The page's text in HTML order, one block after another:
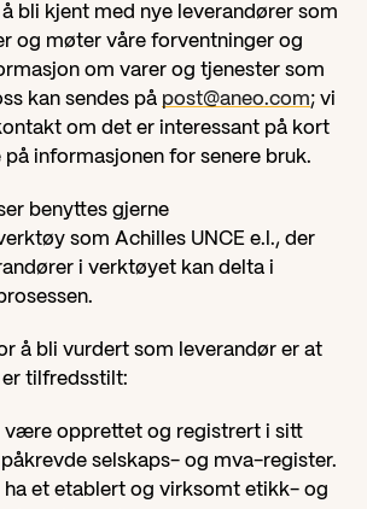
bli kjent med nye leverandører som
og møter våre forventninger og
om varer og tjenester som
kan sendes på post@aneo.com; vi
om det er interessant på kort
informasjonen for senere bruk.
benyttes gjerne
som Achilles UNCE e.l., der
i verktøyet kan delta i
å bli vurdert som leverandør er at
tilfredsstilt:
være opprettet og registrert i sitt
selskaps- og mva-register.
ha et etablert og virksomt etikk- og